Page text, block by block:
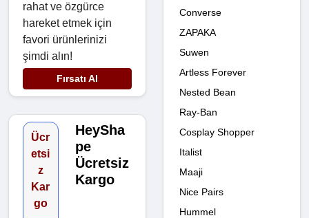
rahat ve özgürce
hareket etmek için
favori ürünlerinizi
şimdi alın!
Fırsatı Al
Ücr
etsi
z
Kar
go
HeySha
pe
Ücretsiz
Kargo
Converse
ZAPAKA
Suwen
Artless Forever
Nested Bean
Ray-Ban
Cosplay Shopper
Italist
Maaji
Nice Pairs
Hummel